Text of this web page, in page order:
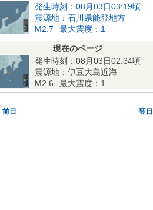
発生時刻：08月03日03:19頃
震源地：石川県能登地方
M2.7
最大震度：1
現在のページ
発生時刻：08月03日02:34頃
震源地：伊豆大島近海
M2.6
最大震度：1
前日 翌日